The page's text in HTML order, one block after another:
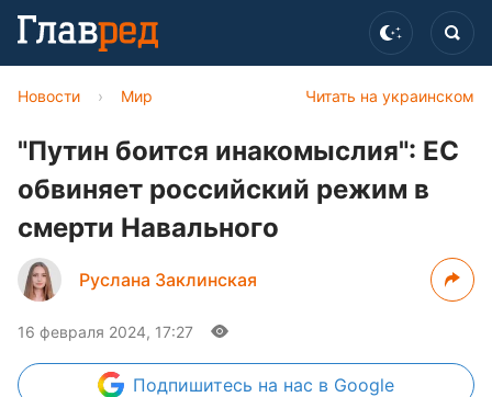
Читать на украинском
Новости › Мир
"Путин боится инакомыслия": ЕС
обвиняет российский режим в
смерти Навального
Руслана Заклинская
16 февраля 2024, 17:27
Подпишитесь на нас в Google